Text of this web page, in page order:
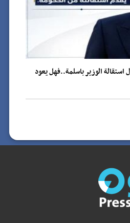
الوزير باسلمة..فهل يعود